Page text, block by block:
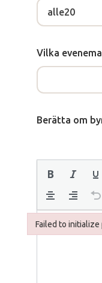
alle20
Vilka
Berätta om
Failed to
Failed to initialize